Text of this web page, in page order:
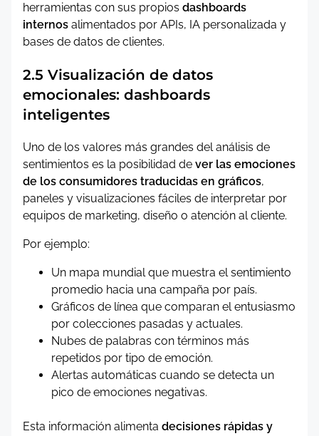
herramientas con sus propios dashboards
internos alimentados por APIs, IA personalizada y
bases de datos de clientes.
2.5 Visualización de datos
emocionales: dashboards
inteligentes
Uno de los valores más grandes del análisis de
sentimientos es la posibilidad de ver las emociones
de los consumidores traducidas en gráficos,
paneles y visualizaciones fáciles de interpretar por
equipos de marketing, diseño o atención al cliente.
Por ejemplo:
Un mapa mundial que muestra el sentimiento
promedio hacia una campaña por país.
Gráficos de línea que comparan el entusiasmo
por colecciones pasadas y actuales.
Nubes de palabras con términos más
repetidos por tipo de emoción.
Alertas automáticas cuando se detecta un
pico de emociones negativas.
Esta información alimenta decisiones rápidas y